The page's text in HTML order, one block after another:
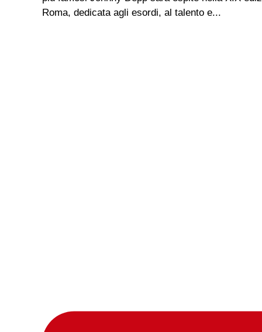
Roma, dedicata agli esordi, al talento e...